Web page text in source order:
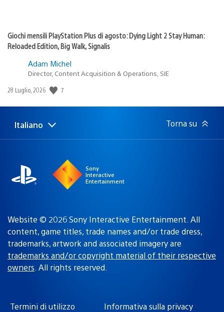
Giochi mensili PlayStation Plus di agosto: Dying Light 2 Stay Human:
Reloaded Edition, Big Walk, Signalis
Adam Michel
Director, Content Acquisition & Operations, SIE
Data
pubblicazione:
28 Luglio, 2026 7
Seleziona
una
Regione
attuale:
Italiano Torna su
Sony
Interactive
Entertainment
Website © 2026 Sony Interactive Entertainment. All
content, game titles, trade names and/or trade dress,
trademarks, artwork and associated imagery are
trademarks and/or copyright material of their respective
owners. All rights reserved.
Termini di utilizzo Informativa sulla privacy